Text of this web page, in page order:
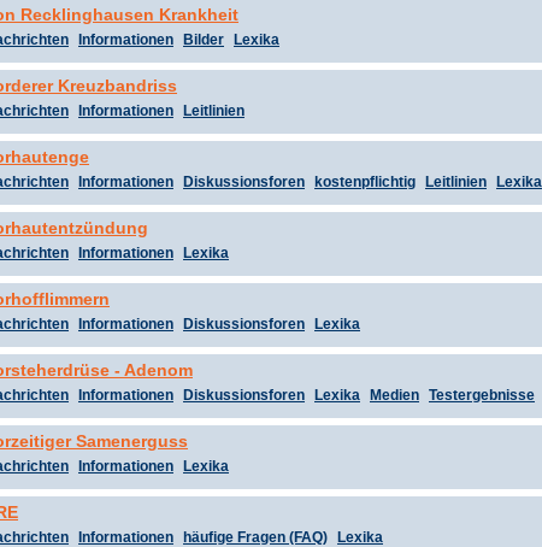
Recklinghausen Krankheit
Informationen Bilder Lexika
Kreuzbandriss
Informationen Leitlinien
Informationen Diskussionsforen kostenpflichtig Leitlinien Lexika
Informationen Lexika
Informationen Diskussionsforen Lexika
- Adenom
Informationen Diskussionsforen Lexika Medien Testergebnisse
Samenerguss
Informationen Lexika
Informationen häufige Fragen (FAQ) Lexika